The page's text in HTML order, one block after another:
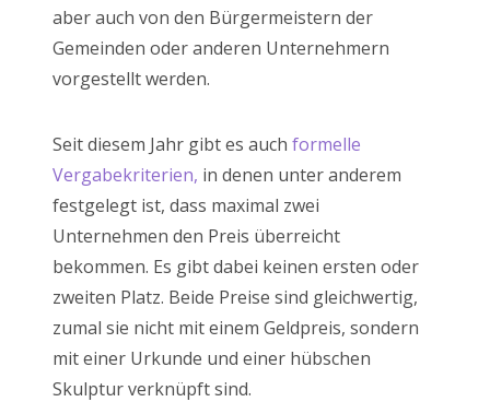
aber auch von den Bürgermeistern der
Gemeinden oder anderen Unternehmern
vorgestellt werden.
Seit diesem Jahr gibt es auch formelle
Vergabekriterien, in denen unter anderem
festgelegt ist, dass maximal zwei
Unternehmen den Preis überreicht
bekommen. Es gibt dabei keinen ersten oder
zweiten Platz. Beide Preise sind gleichwertig,
zumal sie nicht mit einem Geldpreis, sondern
mit einer Urkunde und einer hübschen
Skulptur verknüpft sind.